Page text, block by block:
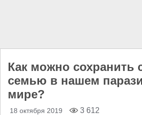
Как можно сохранить
семью в нашем
мире?
18 октября 2019 3 612